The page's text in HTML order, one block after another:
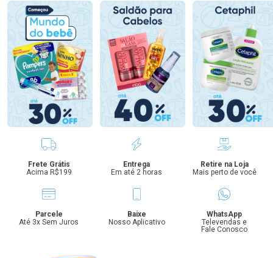
Benefícios
Frete Grátis
Acima R$199
Entrega
Em até 2 horas
Retire na Loja
Mais perto de você
Parcele
Até 3x Sem Juros
Baixe
Nosso Aplicativo
WhatsApp
Televendas e
Fale Conosco